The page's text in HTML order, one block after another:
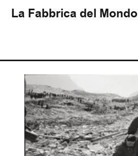
La Fabbrica del Mondo